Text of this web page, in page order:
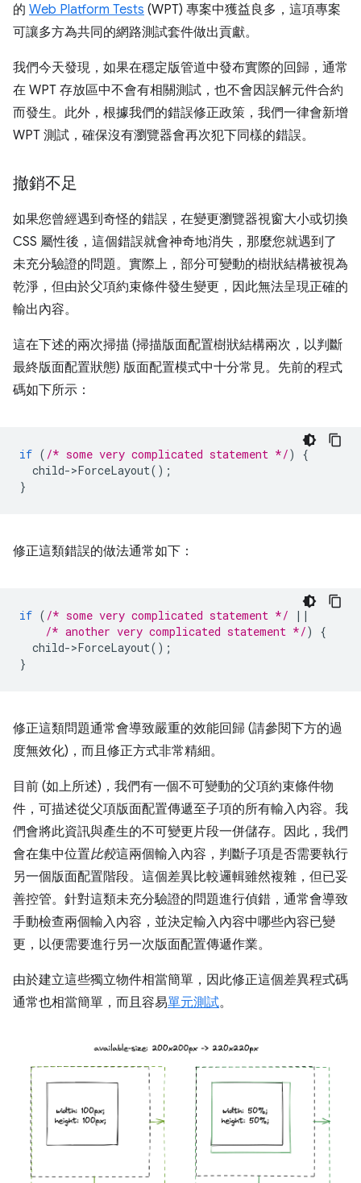
的 Web Platform Tests (WPT) 專案中獲益良多，這項專案
可讓多方為共同的網路測試套件做出貢獻。
我們今天發現，如果在穩定版管道中發布實際的回歸，通常
在 WPT 存放區中不會有相關測試，也不會因誤解元件合約
而發生。此外，根據我們的錯誤修正政策，我們一律會新增
WPT 測試，確保沒有瀏覽器會再次犯下同樣的錯誤。
撤銷不足
如果您曾經遇到奇怪的錯誤，在變更瀏覽器視窗大小或切換
CSS 屬性後，這個錯誤就會神奇地消失，那麼您就遇到了
未充分驗證的問題。實際上，部分可變動的樹狀結構被視為
乾淨，但由於父項約束條件發生變更，因此無法呈現正確的
輸出內容。
這在下述的兩次掃描 (掃描版面配置樹狀結構兩次，以判斷
最終版面配置狀態) 版面配置模式中十分常見。先前的程式
碼如下所示：
if ( /* some very complicated statement */)
{
child->ForceLayout();
}
修正這類錯誤的做法通常如下：
if ( /* some very complicated statement */
||
/* another very complicated statement */)
{
child->ForceLayout();
}
修正這類問題通常會導致嚴重的效能回歸 (請參閱下方的過
度無效化)，而且修正方式非常精細。
目前 (如上所述)，我們有一個不可變動的父項約束條件物
件，可描述從父項版面配置傳遞至子項的所有輸入內容。我
們會將此資訊與產生的不可變更片段一併儲存。因此，我們
會在集中位置比較這兩個輸入內容，判斷子項是否需要執行
另一個版面配置階段。這個差異比較邏輯雖然複雜，但已妥
善控管。針對這類未充分驗證的問題進行偵錯，通常會導致
手動檢查兩個輸入內容，並決定輸入內容中哪些內容已變
更，以便需要進行另一次版面配置傳遞作業。
由於建立這些獨立物件相當簡單，因此修正這個差異程式碼
通常也相當簡單，而且容易單元測試。